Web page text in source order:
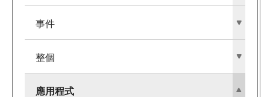
事件
整個
應用程式